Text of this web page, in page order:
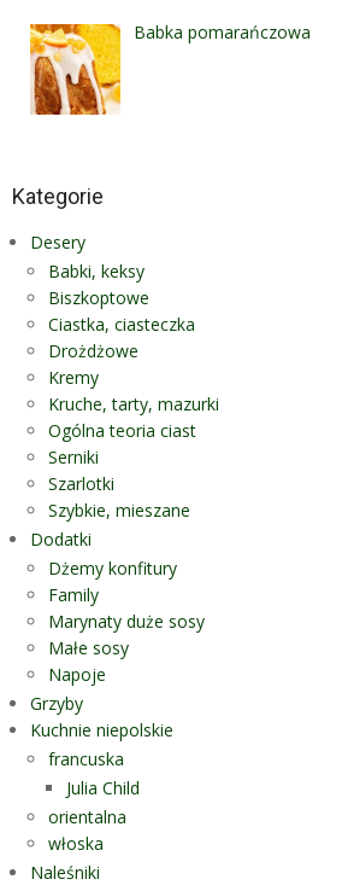
Babka pomarańczowa
Kategorie
Desery
Babki, keksy
Biszkoptowe
Ciastka, ciasteczka
Drożdżowe
Kremy
Kruche, tarty, mazurki
Ogólna teoria ciast
Serniki
Szarlotki
Szybkie, mieszane
Dodatki
Dżemy konfitury
Family
Marynaty duże sosy
Małe sosy
Napoje
Grzyby
Kuchnie niepolskie
francuska
Julia Child
orientalna
włoska
Naleśniki